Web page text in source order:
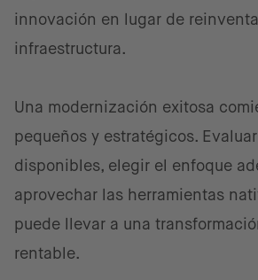
innovación en lugar de
infraestructura.
Una modernización exitosa
pequeños y estratégicos.
disponibles, elegir el enfoque
aprovechar las herramientas
puede llevar a una
rentable.